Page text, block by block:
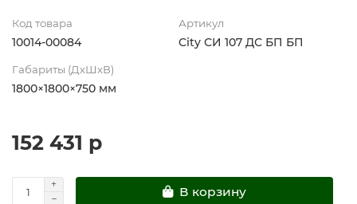
Код товара
10014-00084
Артикул
City СИ 107 ДС БП БП
Габариты (ДхШхВ)
1800×1800×750 мм
152 431 р
В корзину